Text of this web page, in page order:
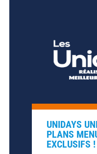
UNIDAYS
PLANS
EXCLUSIFS !